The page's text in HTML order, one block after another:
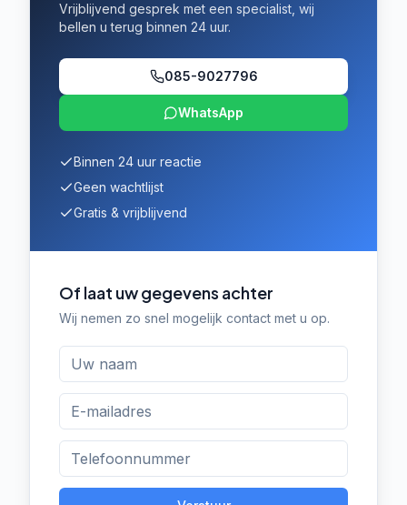
Vrijblijvend gesprek met een specialist, wij
bellen u terug binnen 24 uur.
085-9027796
WhatsApp
Binnen 24 uur reactie
Geen wachtlijst
Gratis & vrijblijvend
Of laat uw gegevens achter
Wij nemen zo snel mogelijk contact met u op.